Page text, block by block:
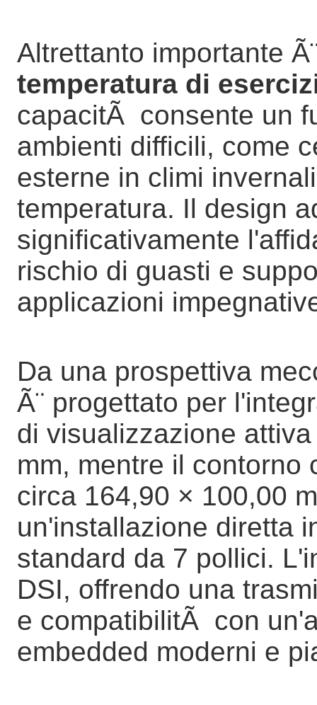
Altrettanto importante
temperatura di
capacitÃ consente un
ambienti difficili, come
esterne in climi
temperatura. Il design
significativamente
rischio di guasti e
applicazioni
Da una prospettiva
Ã¨ progettato per
di visualizzazione
mm, mentre il contorno
circa 164,90 × 100,00
un'installazione diretta
standard da 7 pollici.
DSI, offrendo una
e compatibilitÃ con
embedded moderni e